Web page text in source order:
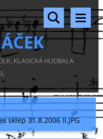
KLASICKÁ HUDBA) A
sklep 31.8.2006 II.JPG